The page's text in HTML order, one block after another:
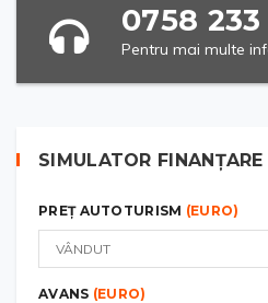
0758
Pentru mai multe
SIMULATOR FINANȚARE
PREȚ AUTOTURISM (EURO)
AVANS (EURO)